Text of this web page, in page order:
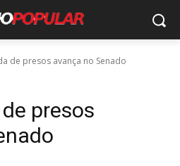
de presos avança no Senado
presos